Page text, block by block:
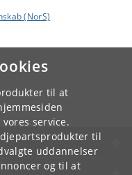
til at
service.
til
uddannelser
og til at
(NorS)